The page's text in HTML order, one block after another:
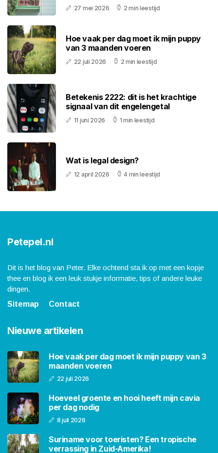
27 mei 2026 2 min leestijd
Hoe vaak per dag moet ik mijn puppy
van 3 maanden voeren
22 juli 2026 2 min leestijd
Betekenis 2222: dit is het krachtige
signaal van dit engelengetal
11 juni 2026 1 min leestijd
Wat is legal design?
12 april 2026 4 min leestijd
Petepel.nl
Dit is het blog van Peter. Elke ochtend sta ik op met een kopje
thee en blog ik een leuk stukje informatie, tips of andere leuke
dingen.
Sitemap
Contact
Nieuwe artikelen
Hoe vaak per dag moet ik mijn puppy van 3
maanden voeren
22 juli 2026
Hoeveel groente en hooi heeft mijn cavia
per dag nodig
8 juli 2026
Suriname voor toeristen? Een tropische
verrassing in Zuid-Amerika!